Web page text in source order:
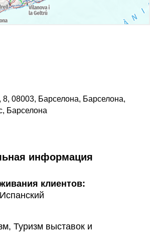
8, 08003, Барселона, Барселона,
Барселона
информация
клиентов:
Туризм выставок и